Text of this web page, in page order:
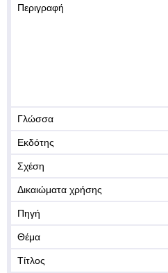
Περιγραφή
Γλώσσα
Εκδότης
Σχέση
Δικαιώματα χρήσης
Πηγή
Θέμα
Τίτλος